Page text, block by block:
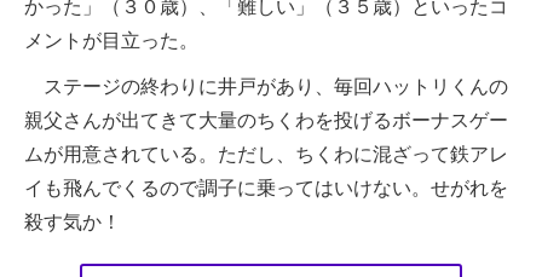
かった」（３０歳）、「難しい」（３５歳）といったコ
メントが目立った。
ステージの終わりに井戸があり、毎回ハットリくんの
親父さんが出てきて大量のちくわを投げるボーナスゲー
ムが用意されている。ただし、ちくわに混ざって鉄アレ
イも飛んでくるので調子に乗ってはいけない。せがれを
殺す気か！